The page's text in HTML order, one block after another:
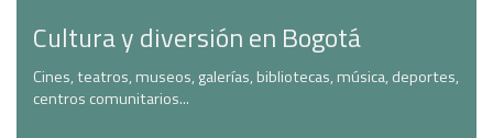
Cultura y diversión en Bogotá
Cines, teatros, museos, galerías, bibliotecas, música, deportes,
centros comunitarios...